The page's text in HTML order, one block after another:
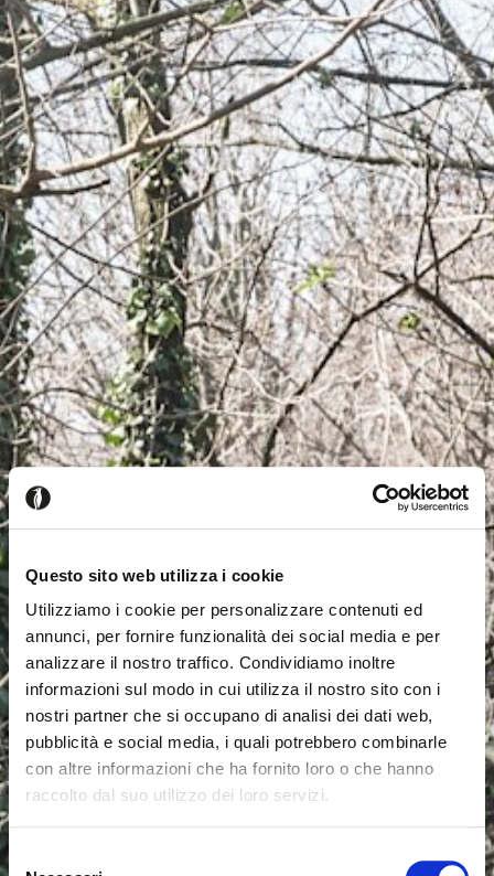
Questo sito web utilizza i cookie
Utilizziamo i cookie per personalizzare contenuti ed
annunci, per fornire funzionalità dei social media e per
analizzare il nostro traffico. Condividiamo inoltre
informazioni sul modo in cui utilizza il nostro sito con i
nostri partner che si occupano di analisi dei dati web,
pubblicità e social media, i quali potrebbero combinarle
con altre informazioni che ha fornito loro o che hanno
raccolto dal suo utilizzo dei loro servizi.
Selezione
Parece que estás navegando Cerrar